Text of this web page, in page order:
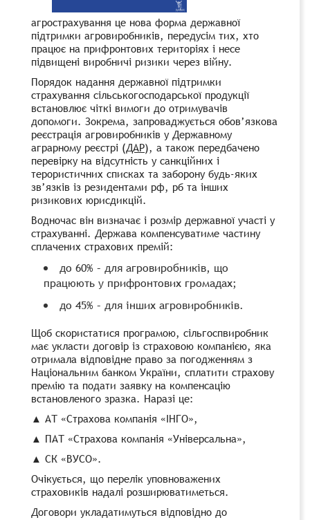
агрострахування це нова форма державної
підтримки агровиробників, передусім тих, хто
працює на прифронтових територіях і несе
підвищені виробничі ризики через війну.
Порядок надання державної підтримки
страхування сільськогосподарської продукції
встановлює чіткі вимоги до отримувачів
допомоги. Зокрема, запроваджується обов’язкова
реєстрація агровиробників у Державному
аграрному реєстрі (ДАР), а також передбачено
перевірку на відсутність у санкційних і
терористичних списках та заборону будь-яких
зв’язків із резидентами рф, рб та інших
ризикових юрисдикцій.
Водночас він визначає і розмір державної участі у
страхуванні. Держава компенсуватиме частину
сплачених страхових премій:
до 60% – для агровиробників, що
працюють у прифронтових громадах;
до 45% – для інших агровиробників.
Щоб скористатися програмою, сільгоспвиробник
має укласти договір із страховою компанією, яка
отримала відповідне право за погодженням з
Національним банком України, сплатити страхову
премію та подати заявку на компенсацію
встановленого зразка. Наразі це:
▲ АТ «Страхова компанія «ІНГО»,
▲ ПАТ «Страхова компанія «Універсальна»,
▲ СК «ВУСО».
Очікується, що перелік уповноважених
страховиків надалі розширюватиметься.
Договори укладатимуться відповідно до